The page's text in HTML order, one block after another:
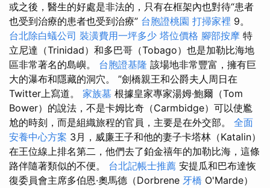
或之後，醫生的好處是非法的，只有在框架內也對待“患者
也受到治療的患者也受到治療” 台胞證桃園 打掃家裡 9。
台北除白蟻公司 裝潢費用一坪多少 塔位價格 腳部按摩 特
立尼達（Trinidad）和多巴哥（Tobago）也是加勒比海地
區非常著名的島嶼。 台胞證基隆 該場地非常豐富，擁有巨
大的瀑布和隱藏的洞穴。 ”劍橋親王和公爵夫人周日在
Twitter上寫道。 家族墓 根據皇家專家湯姆·鮑爾（Tom
Bower）的說法，不是卡姆比奇（Carmbidge）可以使尷
尬的時刻，而是組織旅程的官員，主要是在外交部。 全面
安養中心方案 3月，威廉王子和他的妻子卡塔林（Katalin）
在王位線上排名第二，他們去了鉑金禧年的加勒比海，這條
路伴隨著類似的不便。 台北記帳士推薦 安提瓜和巴布達恢
復委員會主席多伯恩·奧馬德（Dorbrene 牙橋 O'Marde）